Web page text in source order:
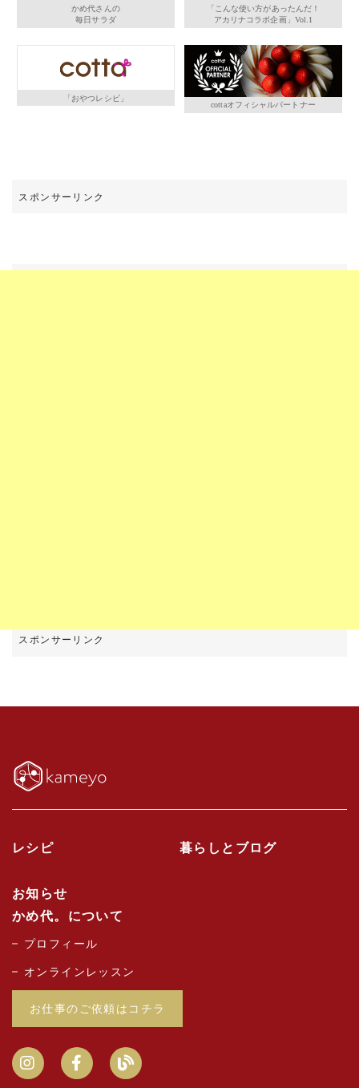
かめ代さんの
毎日サラダ
「こんな使い方があったんだ！
アカリナコラボ企画」Vol.1
「おやつレシピ」
cottaオフィシャルパートナー
レシピ 暮らしとブログ
お知らせ
かめ代。について
プロフィール
オンラインレッスン
お仕事のご依頼はコチラ